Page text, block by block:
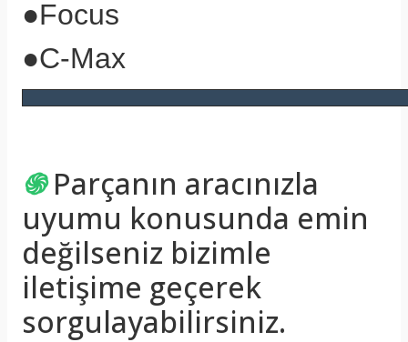
●Focus
●C-Max
֍ Parçanın aracınızla
uyumu konusunda emin
değilseniz bizimle
iletişime geçerek
sorgulayabilirsiniz.